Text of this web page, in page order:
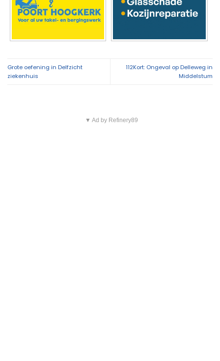
Grote oefening in Delfzicht
ziekenhuis
112Kort: Ongeval op Delleweg in
Middelstum
▼ Ad by Refinery89